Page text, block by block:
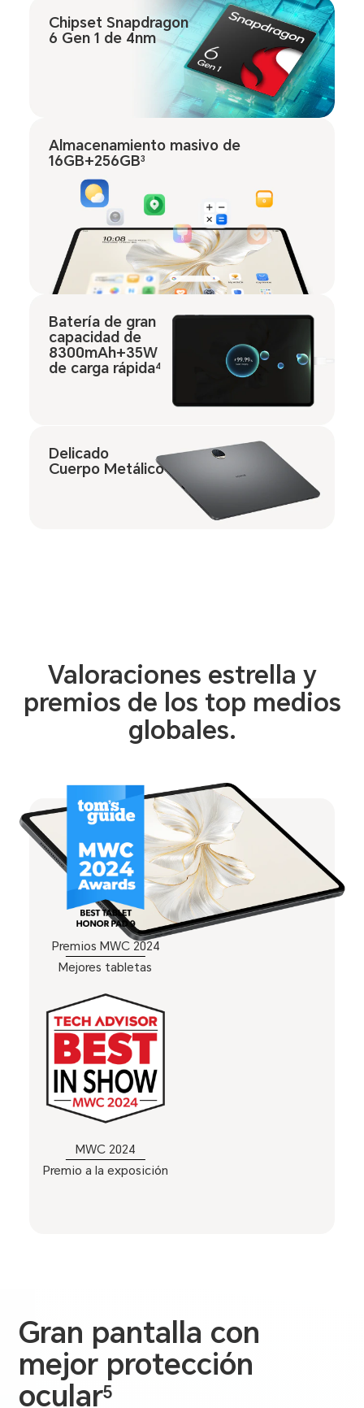
Chipset Snapdragon
6 Gen 1 de 4nm
Almacenamiento masivo de
16GB+256GB3
Batería de gran
capacidad de
8300mAh+35W
de carga rápida4
Delicado
Cuerpo Metálico
Valoraciones estrella y
premios de los top medios
globales.
Premios MWC 2024
Mejores tabletas
MWC 2024
Premio a la exposición
Gran pantalla con
mejor protección
ocular5